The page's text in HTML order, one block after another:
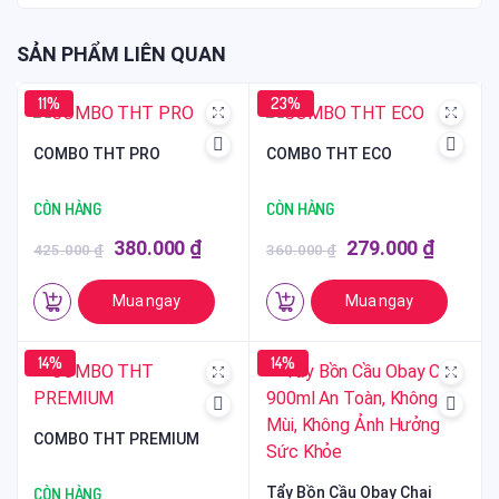
SẢN PHẨM LIÊN QUAN
11%
COMBO THT PRO
CÒN HÀNG
425.000₫
Giá
gốc
là:
380.000 ₫Giá
hiện
tại
380.000 ₫.
Mua ngay
23%
COMBO THT ECO
CÒN HÀNG
360.000₫
Giá
gốc
là:
279.000 ₫Giá
hiện
tại
Mua ngay
14%
COMBO THT PREMIUM
CÒN HÀNG
14%
Tẩy Bồn Cầu Obay Chai